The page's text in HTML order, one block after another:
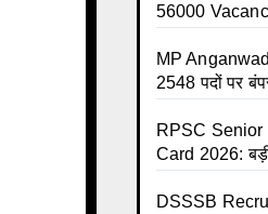
56000
की बंपर भर्ती की
सकता है विज्ञापन
MP
2548 पदों पर
Apply Online
RPSC Senior
Card 2026:
जरूरी निर्देश
DSSSB